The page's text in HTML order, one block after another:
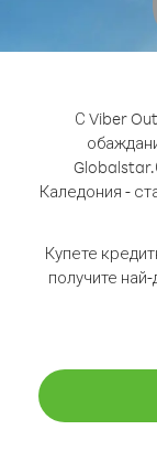
С Viber
Globalstar.
Каледония -
Купете
получите